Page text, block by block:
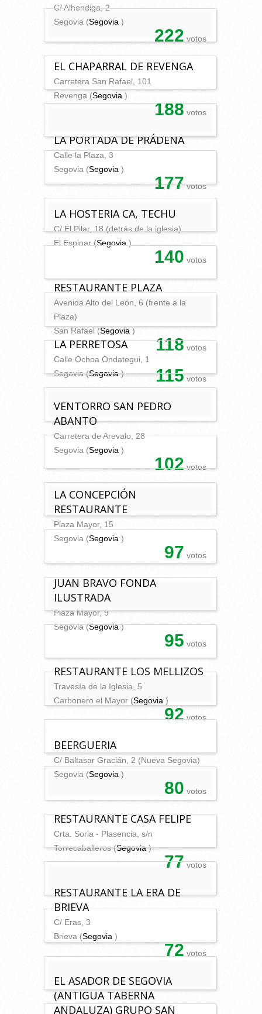
C/ Alhondiga, 2
Segovia (Segovia )
222 votos
EL CHAPARRAL DE REVENGA
Carretera San Rafael, 101
Revenga (Segovia )
188 votos
LA PORTADA DE PRÁDENA
Calle la Plaza, 3
Segovia (Segovia )
177votos
LA HOSTERIA CA, TECHU
C/ El Pilar, 18 (detrás de la iglesia)
El Espinar (Segovia )
140 votos
RESTAURANTE PLAZA
Avenida Alto del León, 6 (frente a la
Plaza)
San Rafael (Segovia )
118 votos
LA PERRETOSA
Calle Ochoa Ondategui, 1
Segovia (Segovia ) 115 votos
VENTORRO SAN PEDRO
ABANTO
Carretera de Arevalo, 28
Segovia (Segovia )
102votos
LA CONCEPCIÓN
RESTAURANTE
Plaza Mayor, 15
Segovia (Segovia )
97 votos
JUAN BRAVO FONDA
ILUSTRADA
Plaza Mayor, 9
Segovia (Segovia )
95 votos
RESTAURANTE LOS MELLIZOS
Travesía de la Iglesia, 5
Carbonero el Mayor (Segovia )
92votos
BEERGUERIA
C/ Baltasar Gracián, 2 (Nueva Segovia)
Segovia (Segovia )
80 votos
RESTAURANTE CASA FELIPE
Crta. Soria - Plasencia, s/n
Torrecaballeros (Segovia )
77votos
RESTAURANTE LA ERA DE
BRIEVA
C/ Eras, 3
Brieva (Segovia )
72 votos
EL ASADOR DE SEGOVIA
(ANTIGUA TABERNA
ANDALUZA) GRUPO SAN